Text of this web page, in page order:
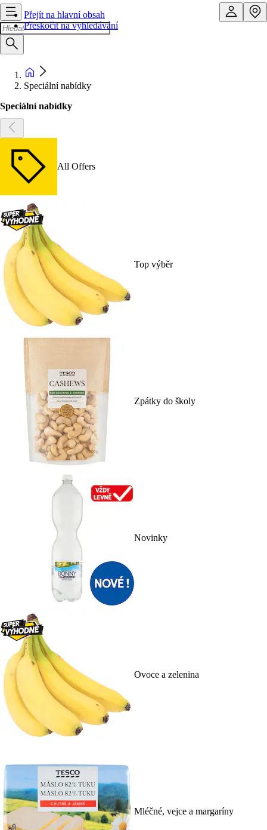
Přejít na hlavní obsah
Přeskočit na vyhledávání
Speciální nabídky
Speciální nabídky
All Offers
Top výběr
Zpátky do školy
Novinky
Ovoce a zelenina
Mléčné, vejce a margaríny